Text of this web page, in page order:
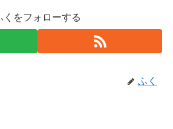
くをフォローする
ふく